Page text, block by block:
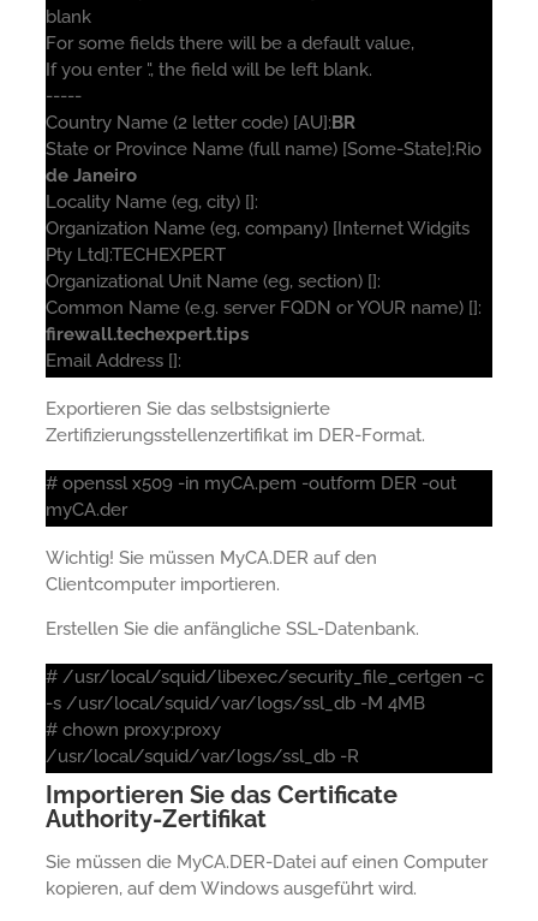
blank
For some fields there will be a default value,
If you enter '.', the field will be left blank.
-----
Country Name (2 letter code) [AU]: BR
State or Province Name (full name) [Some-State]:Rio
de Janeiro
Locality Name (eg, city) []:
Organization Name (eg, company) [Internet Widgits
Pty Ltd]:TECHEXPERT
Organizational Unit Name (eg, section) []:
Common Name (e.g. server FQDN or YOUR name) []:
firewall.techexpert.tips
Email Address []:
Exportieren Sie das selbstsignierte
Zertifizierungsstellenzertifikat im DER-Format.
# openssl x509 -in myCA.pem -outform DER -out
myCA.der
Wichtig! Sie müssen MyCA.DER auf den
Clientcomputer importieren.
Erstellen Sie die anfängliche SSL-Datenbank.
# /usr/local/squid/libexec/security_file_certgen -c
-s /usr/local/squid/var/logs/ssl_db -M 4MB
# chown proxy:proxy
/usr/local/squid/var/logs/ssl_db -R
Importieren Sie das Certificate
Authority-Zertifikat
Sie müssen die MyCA.DER-Datei auf einen Computer
kopieren, auf dem Windows ausgeführt wird.